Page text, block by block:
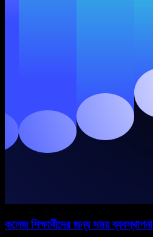
কলেজ শিক্ষার্থীদের জন্য সময়